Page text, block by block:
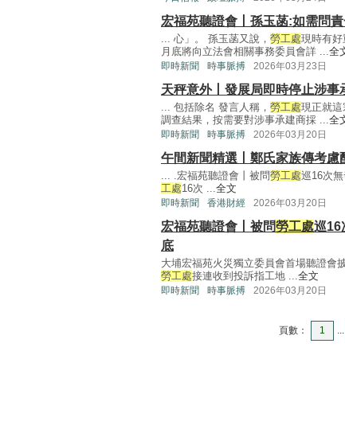
宏福苑聽證會丨孫玉菡:如需問
... 心」。 孫玉菡又說， 勞工處現時有好
月底將向立法會相關事務委員會詳 ...全
即時新聞 時事脈搏 2026年03月23日
天秤意外丨發展局即時停止涉事
... 包括除名 發言人稱， 勞工處現正就
調查結果，按需要對涉事承建商採 ...全
即時新聞 時事脈搏 2026年03月20日
午間新聞精選丨鄭氏家族傳考慮
... .宏福苑聽證會丨被問勞工處巡16次
工處16次 ...全文
即時新聞 香港財經 2026年03月20日
宏福苑聽證會丨被問勞工處巡16
底
大埔宏福苑火災獨立委員會首場聽證會
勞工處接連收到投訴指工地 ...全文
即時新聞 時事脈搏 2026年03月20日
頁數： 1 ...